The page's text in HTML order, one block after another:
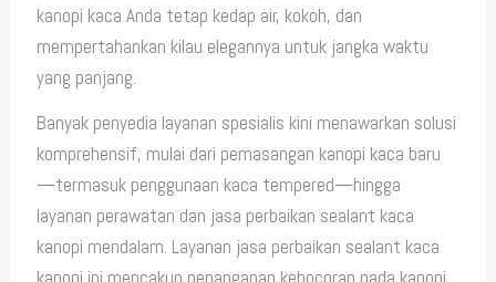
kanopi kaca Anda tetap kedap air, kokoh, dan
mempertahankan kilau elegannya untuk jangka waktu
yang panjang.
Banyak penyedia layanan spesialis kini menawarkan solusi
komprehensif, mulai dari pemasangan kanopi kaca baru
—termasuk penggunaan kaca tempered—hingga
layanan perawatan dan jasa perbaikan sealant kaca
kanopi mendalam. Layanan jasa perbaikan sealant kaca